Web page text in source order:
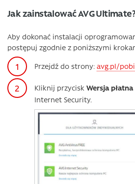
Jak zainstalować AVG Ultimate?
Aby dokonać instalacji
postępuj zgodnie z poniższymi
Przejdź do strony: avg.pl/
Kliknij przycisk Wersja płatna
Internet Security.